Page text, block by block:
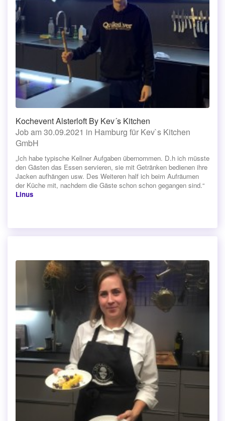
Kochevent Alsterloft By Kev´s Kitchen
Job am 30.09.2021 in Hamburg für Kev`s Kitchen
GmbH
„Ich habe typische Kellner Aufgaben übernommen. D.h ich müsste
den Gästen das Essen servieren, sie mit Getränken bedienen ihre
Jacken aufhängen usw. Des Weiteren half ich beim Aufräumen
der Küche mit, nachdem die Gäste schon schon gegangen sind.“
Linus